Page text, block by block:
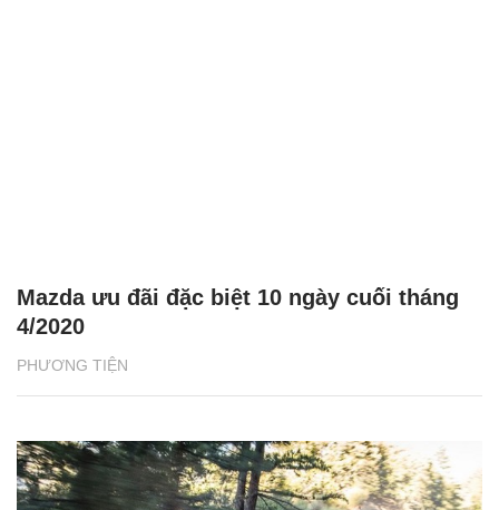
PHƯƠNG TIỆN
Mazda ưu đãi đặc biệt 10 ngày cuối tháng
4/2020